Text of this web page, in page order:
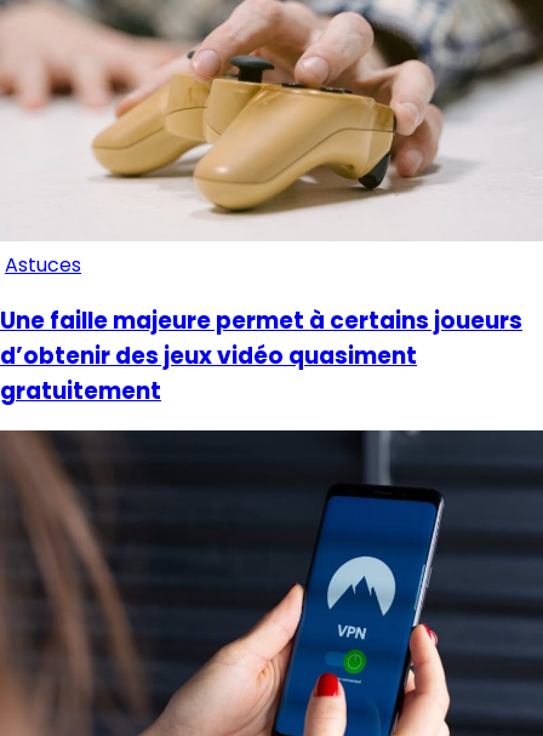
Astuces
Une faille majeure permet à certains joueurs
d’obtenir des jeux vidéo quasiment
gratuitement